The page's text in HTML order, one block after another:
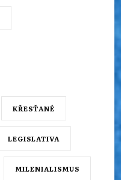
KŘESŤANÉ
LEGISLATIVA
MILENIALISMUS